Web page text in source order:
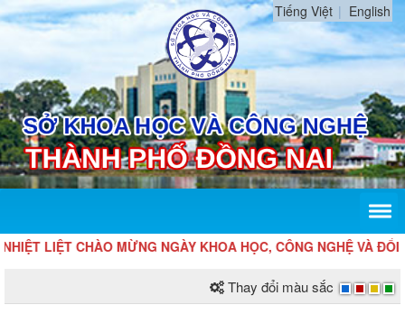
Tiếng Việt English
LIỆT CHÀO MỪNG NGÀY KHOA HỌC, CÔNG NGHỆ VÀ ĐỔI
Thay đổi màu sắc